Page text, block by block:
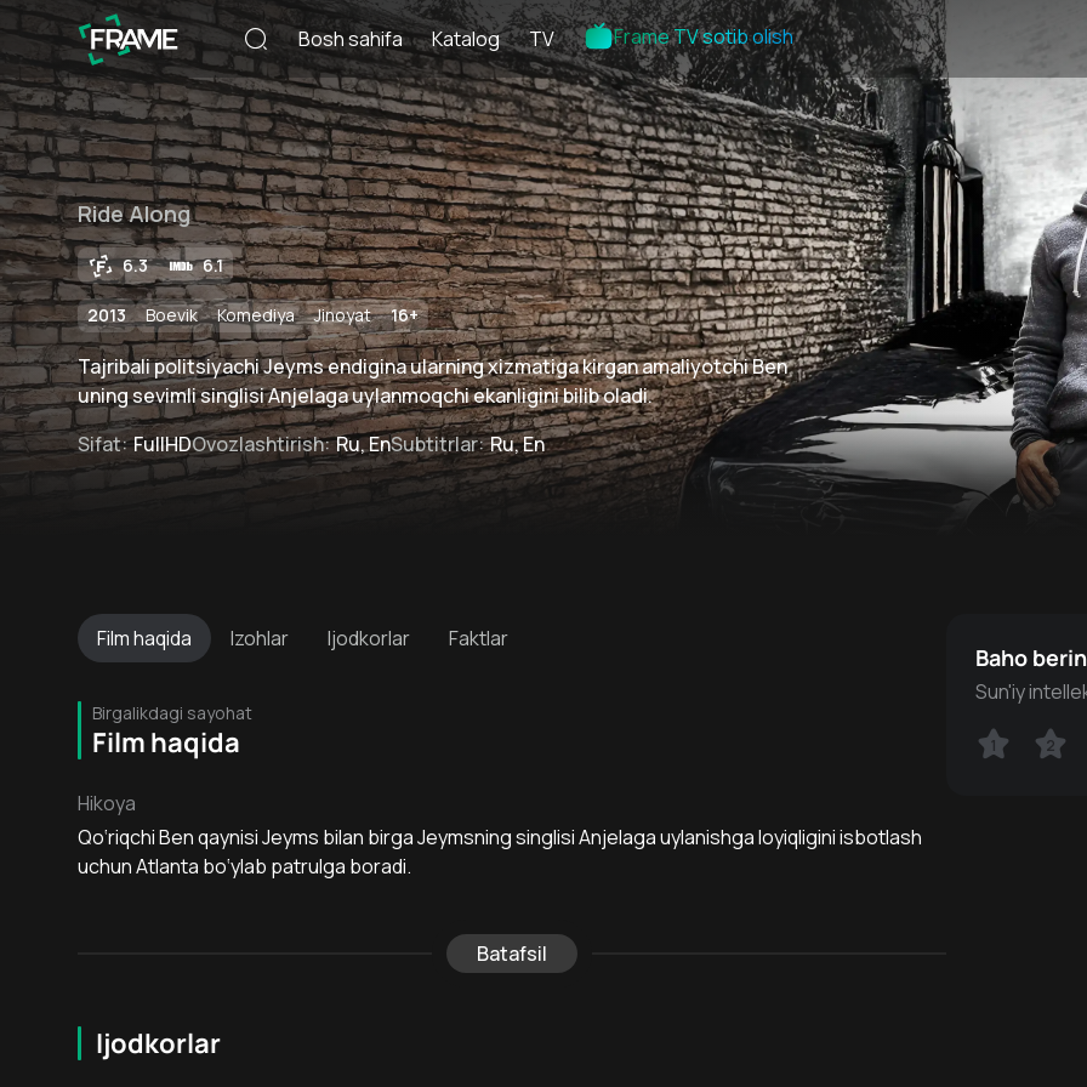
Bosh sahifa Katalog TV Frame TV sotib olish
Ride Along
6.3 6.1
2013 Boevik Komediya Jinoyat 16+
Tajribali politsiyachi Jeyms endigina ularning xizmatiga kirgan amaliyotchi Ben
uning sevimli singlisi Anjelaga uylanmoqchi ekanligini bilib oladi.
Sifat: FullHDOvozlashtirish: Ru, EnSubtitrlar: Ru, En
Filmhaqida Izohlar Ijodkorlar Faktlar
Birgalikdagi sayohat
Film haqida
Hikoya
Qo‘riqchi Ben qaynisi Jeyms bilan birga Jeymsning singlisi Anjelaga uylanishga loyiqligini isbotlash
uchun Atlanta bo‘ylab patrulga boradi.
Batafsil
Ijodkorlar
Baho
Sun'iy
1 2
1 2